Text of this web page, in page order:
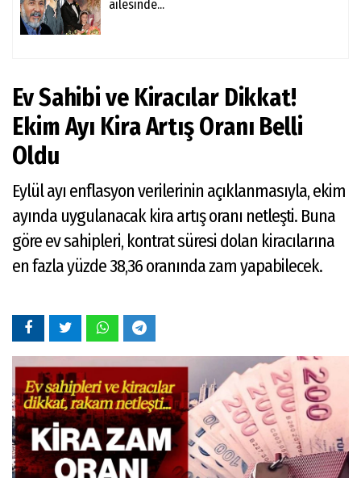
ailesinde...
Ev Sahibi ve Kiracılar Dikkat!
Ekim Ayı Kira Artış Oranı Belli
Oldu
Eylül ayı enflasyon verilerinin açıklanmasıyla, ekim
ayında uygulanacak kira artış oranı netleşti. Buna
göre ev sahipleri, kontrat süresi dolan kiracılarına
en fazla yüzde 38,36 oranında zam yapabilecek.